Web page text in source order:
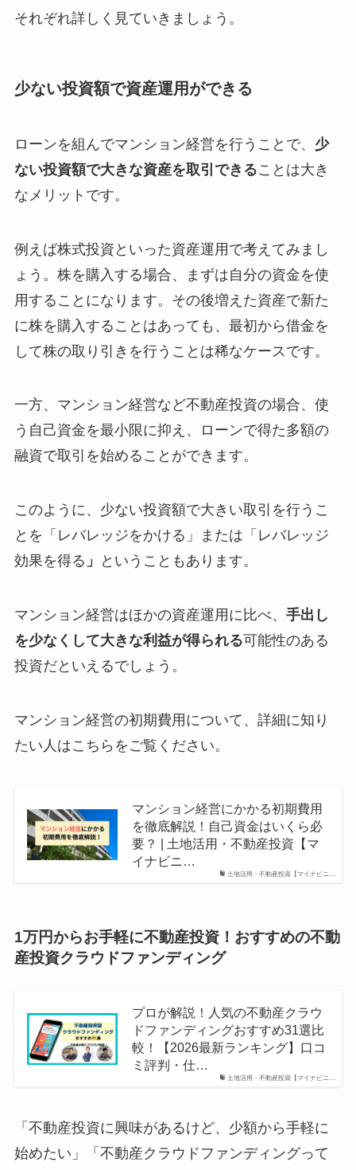
それぞれ詳しく見ていきましょう。
少ない投資額で資産運用ができる
ローンを組んでマンション経営を行うことで、 少
ない投資額で大きな資産を取引できることは大き
なメリットです。
例えば株式投資といった資産運用で考えてみまし
ょう。株を購入する場合、まずは自分の資金を使
用することになります。その後増えた資産で新た
に株を購入することはあっても、最初から借金を
して株の取り引きを行うことは稀なケースです。
一方、マンション経営など不動産投資の場合、使
う自己資金を最小限に抑え、ローンで得た多額の
融資で取引を始めることができます。
このように、少ない投資額で大きい取引を行うこ
とを「レバレッジをかける」または「レバレッジ
効果を得る 」 ということもあります。
マンション経営はほかの資産運用に比べ、 手出し
を少なくして大きな利益が得られる可能性のある
投資だといえるでしょう。
マンション経営の初期費用について、詳細に知り
たい人はこちらをご覧ください。
土地活用・不動産投資【マイナビニ…
マンション経営にかかる初期費用
を徹底解説！自己資金はいくら必
要？ | 土地活用・不動産投資【マ
イナビニ…
1万円からお手軽に不動産投資！おすすめの不動
産投資クラウドファンディング
土地活用・不動産投資【マイナビニ…
プロが解説！人気の不動産クラウ
ドファンディングおすすめ31選比
較！【2026最新ランキング】口コ
ミ評判・仕…
「不動産投資に興味があるけど、少額から手軽に
始めたい」「不動産クラウドファンディングって